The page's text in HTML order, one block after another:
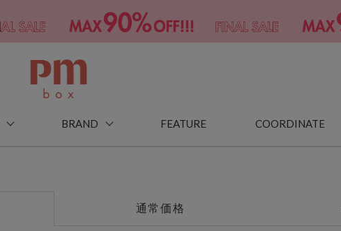
BRAND FEATURE COORDINATE
通常価格